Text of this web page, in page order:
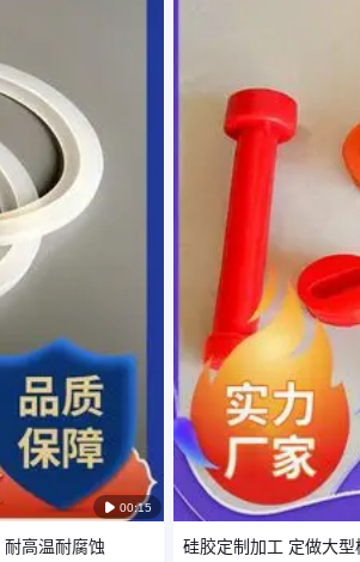
 00:15
高温耐腐蚀
硅胶定制加工 定做大